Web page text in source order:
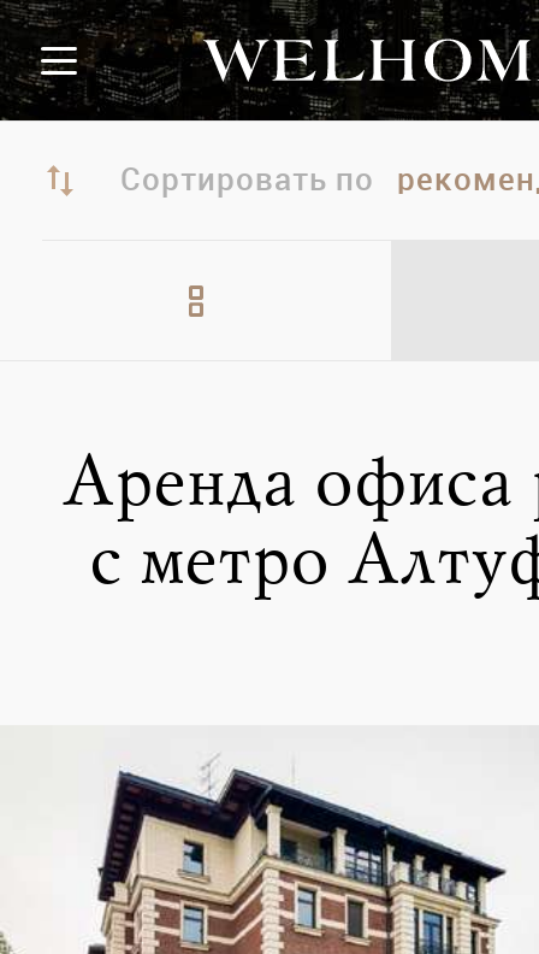
Сортировать по
Аренда офиса
с метро